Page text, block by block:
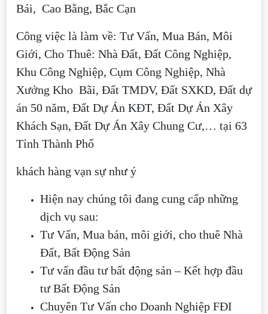
Bái, Cao Bằng, Bắc Cạn
Công việc là làm về: Tư Vấn, Mua Bán, Môi
Giới, Cho Thuê: Nhà Đất, Đất Công Nghiệp,
Khu Công Nghiệp, Cụm Công Nghiệp, Nhà
Xưởng Kho Bãi, Đất TMDV, Đất SXKD, Đất dự
án 50 năm, Đất Dự Án KĐT, Đất Dự Án Xây
Khách Sạn, Đất Dự Án Xây Chung Cư,… tại 63
Tỉnh Thành Phố
khách hàng vạn sự như ý
Hiện nay chúng tôi đang cung cấp những
dịch vụ sau:
Tư Vấn, Mua bán, môi giới, cho thuê Nhà
Đất, Bất Động Sản
Tư vấn đầu tư bất động sản – Kết hợp đầu
tư Bất Động Sản
Chuyên Tư Vấn cho Doanh Nghiệp FĐI